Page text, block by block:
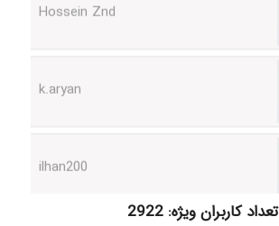
تعداد کاربران ویژه: 2922